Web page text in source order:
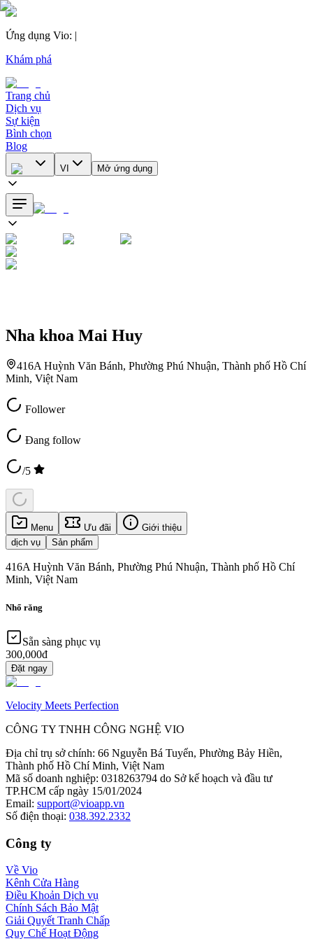
Ứng dụng Vio: |
Khám phá
Trang chủ
Dịch vụ
Sự kiện
Bình chọn
Blog
VI Mở ứng dụng
Nha khoa Mai Huy
416A Huỳnh Văn Bánh, Phường Phú Nhuận, Thành phố Hồ Chí
Minh, Việt Nam
Follower
Đang follow
/5
Menu Ưu đãi
Giới thiệu
dịch vụ
Sản phẩm
416A Huỳnh Văn Bánh, Phường Phú Nhuận, Thành phố Hồ Chí
Minh, Việt Nam
Nhổ răng
Sẵn sàng phục vụ
300,000đ
Đặt ngay
Velocity Meets Perfection
CÔNG TY TNHH CÔNG NGHỆ VIO
Địa chỉ trụ sở chính: 66 Nguyễn Bá Tuyển, Phường Bảy Hiền,
Thành phố Hồ Chí Minh, Việt Nam
Mã số doanh nghiệp: 0318263794 do Sở kế hoạch và đầu tư
TP.HCM cấp ngày 15/01/2024
Email: support@vioapp.vn
Số điện thoại: 038.392.2332
Công ty
Về Vio
Kênh Cửa Hàng
Điều Khoản Dịch vụ
Chính Sách Bảo Mật
Giải Quyết Tranh Chấp
Quy Chế Hoạt Động